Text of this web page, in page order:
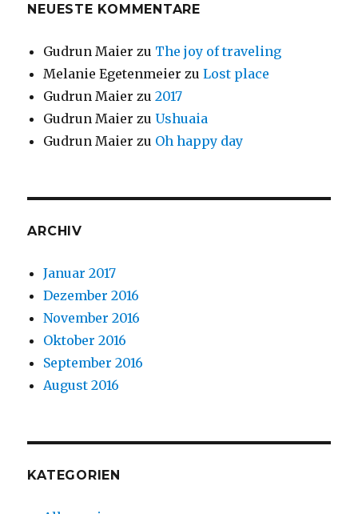
NEUESTE KOMMENTARE
Gudrun Maier zu The joy of traveling
Melanie Egetenmeier zuLost place
Gudrun Maier zu2017
Gudrun Maier zuUshuaia
Gudrun Maier zu Oh happy day
ARCHIV
Januar 2017
Dezember 2016
November 2016
Oktober 2016
September 2016
August 2016
KATEGORIEN